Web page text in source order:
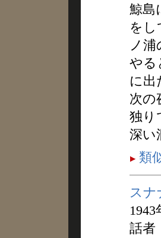
鯨島
をし
ノ
やる
に出
次の
独り
深い
類
スナ
話者